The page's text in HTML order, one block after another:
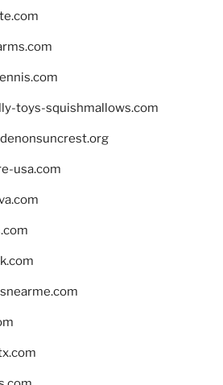
toys-squishmallows.com
usa.com